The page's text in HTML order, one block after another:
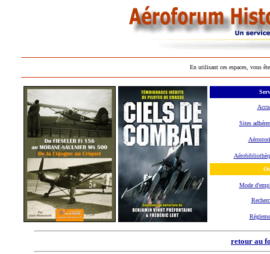
En utilisant ces espaces, vous
Sites
Mode
retour au